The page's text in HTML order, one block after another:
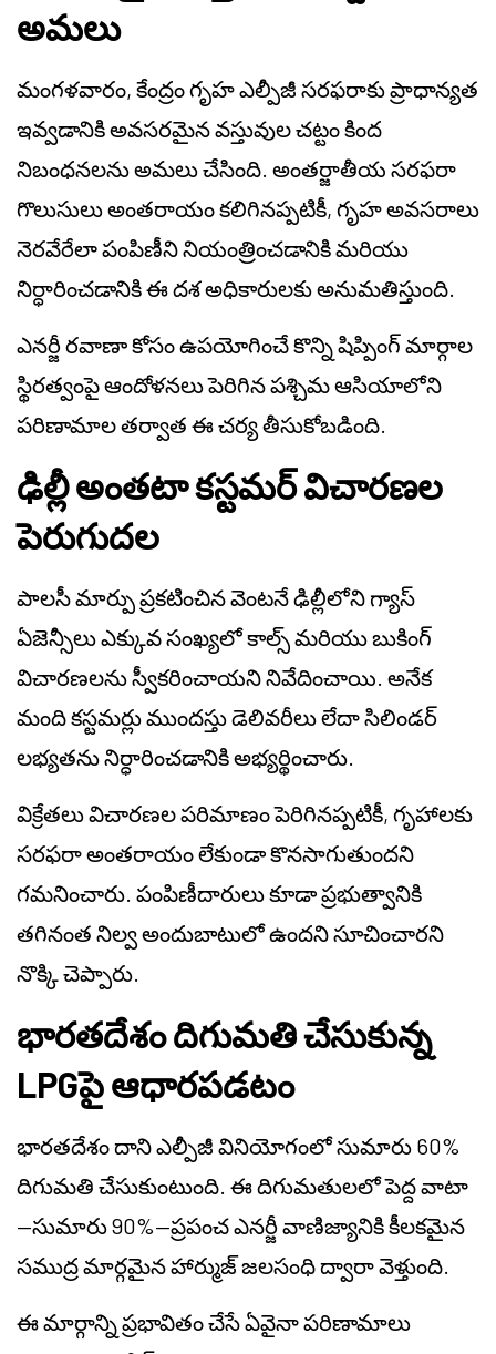
అమలు
మంగళవారం, కేంద్రం గృహ ఎల్పీజీ సరఫరాకు ప్రాధాన్యత
ఇవ్వడానికి అవసరమైన వస్తువుల చట్టం కింద
నిబంధనలను అమలు చేసింది. అంతర్జాతీయ సరఫరా
గొలుసులు అంతరాయం కలిగినప్పటికీ, గృహ అవసరాలు
నెరవేరేలా పంపిణీని నియంత్రించడానికి మరియు
నిర్ధారించడానికి ఈ దశ అధికారులకు అనుమతిస్తుంది.
ఎనర్జీ రవాణా కోసం ఉపయోగించే కొన్ని షిప్పింగ్ మార్గాల
స్థిరత్వంపై ఆందోళనలు పెరిగిన పశ్చిమ ఆసియాలోని
పరిణామాల తర్వాత ఈ చర్య తీసుకోబడింది.
ఢిల్లీ అంతటా కస్టమర్ విచారణల
పెరుగుదల
పాలసీ మార్పు ప్రకటించిన వెంటనే ఢిల్లీలోని గ్యాస్
ఏజెన్సీలు ఎక్కువ సంఖ్యలో కాల్స్ మరియు బుకింగ్
విచారణలను స్వీకరించాయని నివేదించాయి. అనేక
మంది కస్టమర్లు ముందస్తు డెలివరీలు లేదా సిలిండర్
లభ్యతను నిర్ధారించడానికి అభ్యర్థించారు.
విక్రేతలు విచారణల పరిమాణం పెరిగినప్పటికీ, గృహాలకు
సరఫరా అంతరాయం లేకుండా కొనసాగుతుందని
గమనించారు. పంపిణీదారులు కూడా ప్రభుత్వానికి
తగినంత నిల్వ అందుబాటులో ఉందని సూచించారని
నొక్కి చెప్పారు.
భారతదేశం దిగుమతి చేసుకున్న
LPGపై ఆధారపడటం
భారతదేశం దాని ఎల్పీజీ వినియోగంలో సుమారు 60%
దిగుమతి చేసుకుంటుంది. ఈ దిగుమతులలో పెద్ద వాటా
—సుమారు 90%—ప్రపంచ ఎనర్జీ వాణిజ్యానికి కీలకమైన
సముద్ర మార్గమైన హార్ముజ్ జలసంధి ద్వారా వెళ్తుంది.
ఈ మార్గాన్ని ప్రభావితం చేసే ఏవైనా పరిణామాలు